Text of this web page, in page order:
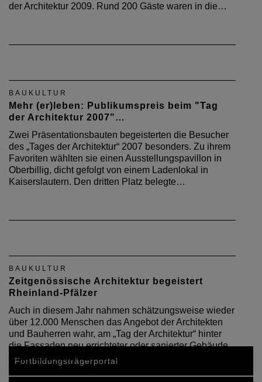
der Architektur 2009. Rund 200 Gäste waren in die…
BAUKULTUR
Mehr (er)leben: Publikumspreis beim "Tag
der Architektur 2007"…
Zwei Präsentationsbauten begeisterten die Besucher
des „Tages der Architektur“ 2007 besonders. Zu ihrem
Favoriten wählten sie einen Ausstellungspavillon in
Oberbillig, dicht gefolgt von einem Ladenlokal in
Kaiserslautern. Den dritten Platz belegte…
BAUKULTUR
Zeitgenössische Architektur begeistert
Rheinland-Pfälzer
Auch in diesem Jahr nahmen schätzungsweise wieder
über 12.000 Menschen das Angebot der Architekten
und Bauherren wahr, am „Tag der Architektur“ hinter
die Fassaden neu errichteter oder sanierter Gebäude
zu schauen und sich von der Qualität aktueller…
Fortbildungsträgerportal